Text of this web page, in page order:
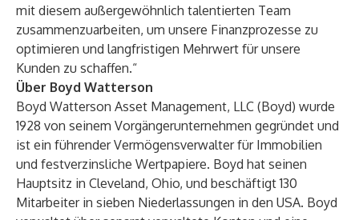
mit diesem außergewöhnlich talentierten Team
zusammenzuarbeiten, um unsere Finanzprozesse zu
optimieren und langfristigen Mehrwert für unsere
Kunden zu schaffen.“
Über Boyd Watterson
Boyd Watterson Asset Management, LLC (Boyd) wurde
1928 von seinem Vorgängerunternehmen gegründet und
ist ein führender Vermögensverwalter für Immobilien
und festverzinsliche Wertpapiere. Boyd hat seinen
Hauptsitz in Cleveland, Ohio, und beschäftigt 130
Mitarbeiter in sieben Niederlassungen in den USA. Boyd